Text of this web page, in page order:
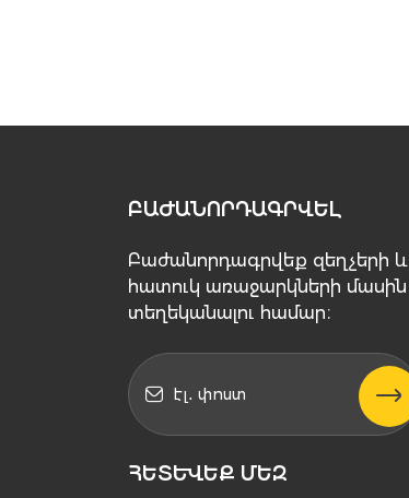
ԲԱԺԱՆՈՐԴԱԳՐՎԵԼ
Բաժանորդագրվեք զեղչերի և
հատուկ առաջարկների մասին
տեղեկանալու համար։
ՀԵՏԵՒԵՔ ՄԵԶ